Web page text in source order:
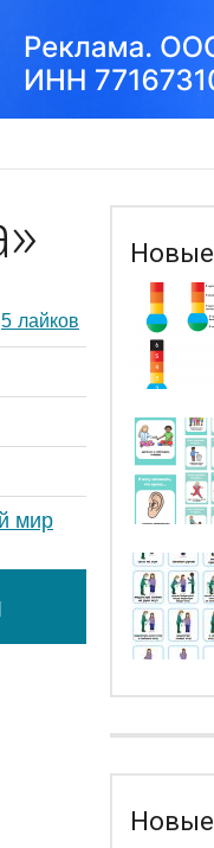
5 лайков
мир
Новые